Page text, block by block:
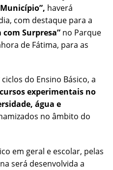
haverá
com destaque para a
Surpresa” no Parque
de Fátima, para as
do Ensino Básico, a
experimentais no
água e
no âmbito do
em geral e escolar, pelas
será desenvolvida a